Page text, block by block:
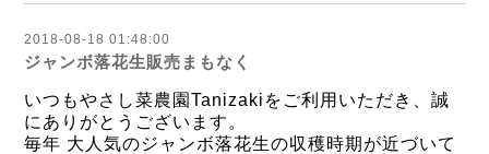
2018-08-18 01:48:00
ジャンボ落花生販売まもなく
いつもやさし菜農園Tanizakiをご利用いただき、誠
にありがとうございます。
毎年 大人気のジャンボ落花生の収穫時期が近づいて